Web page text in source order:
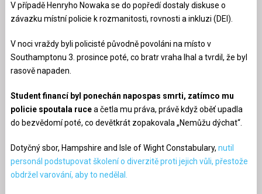
V případě Henryho Nowaka se do popředí dostaly diskuse o
závazku místní policie k rozmanitosti, rovnosti a inkluzi (DEI).
V noci vraždy byli policisté původně povoláni na místo v
Southamptonu 3. prosince poté, co bratr vraha lhal a tvrdil, že byl
rasově napaden.
Student financí byl ponechán napospas smrti, zatímco mu
policie spoutala rucea četla mu práva, právě když oběť upadla
do bezvědomí poté, co devětkrát zopakovala „Nemůžu dýchat“.
Dotyčný sbor, Hampshire and Isle of Wight Constabulary, nutil
personál podstupovat školení o diverzitě proti jejich vůli, přestože
obdržel varování, aby to nedělal.